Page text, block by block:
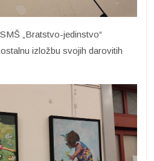
„Bratstvo-jedinstvo“
izložbu svojih darovitih